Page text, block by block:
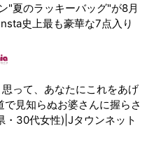
"夏のラッキーバッグ"が8月
史上最も豪華な7点入り
思って、あなたにこれをあげ
で見知らぬお婆さんに握らさ
・30代女性)|Jタウンネット